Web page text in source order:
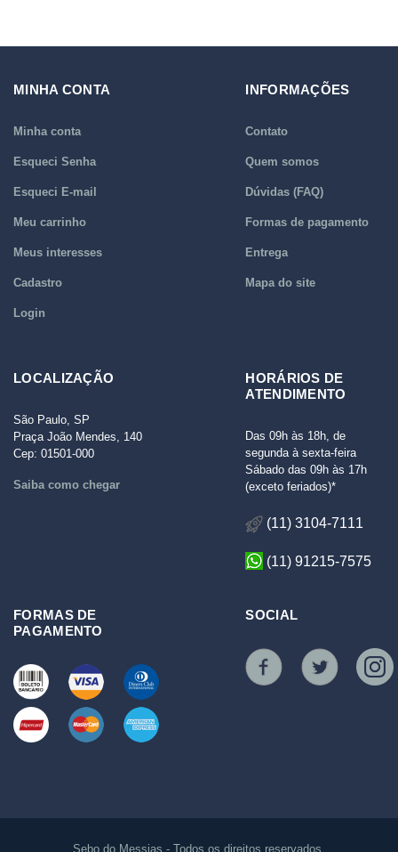
MINHA CONTA
Minha conta
Esqueci Senha
Esqueci E-mail
Meu carrinho
Meus interesses
Cadastro
Login
INFORMAÇÕES
Contato
Quem somos
Dúvidas (FAQ)
Formas de pagamento
Entrega
Mapa do site
LOCALIZAÇÃO
São Paulo, SP
Praça João Mendes, 140
Cep: 01501-000
Saiba como chegar
HORÁRIOS DE
ATENDIMENTO
Das 09h às 18h, de
segunda à sexta-feira
Sábado das 09h às 17h
(exceto feriados)*
(11) 3104-7111
(11) 91215-7575
FORMAS DE
PAGAMENTO
SOCIAL
Sebo do Messias - Todos os direitos reservados.